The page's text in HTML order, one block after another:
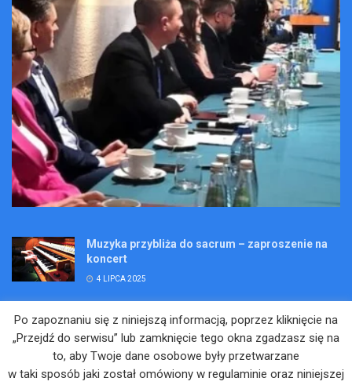
Muzyka przybliża do sacrum – zaproszenie na
koncert
4 LIPCA 2025
Kopalniane Ekspedycje
Adam Maciejczyk: „Chcemy przełamywać
Po zapoznaniu się z niniejszą informacją, poprzez kliknięcie na
„Przejdź do serwisu” lub zamknięcie tego okna zgadzasz się na
to, aby Twoje dane osobowe były przetwarzane
w taki sposób jaki został omówiony w regulaminie oraz niniejszej